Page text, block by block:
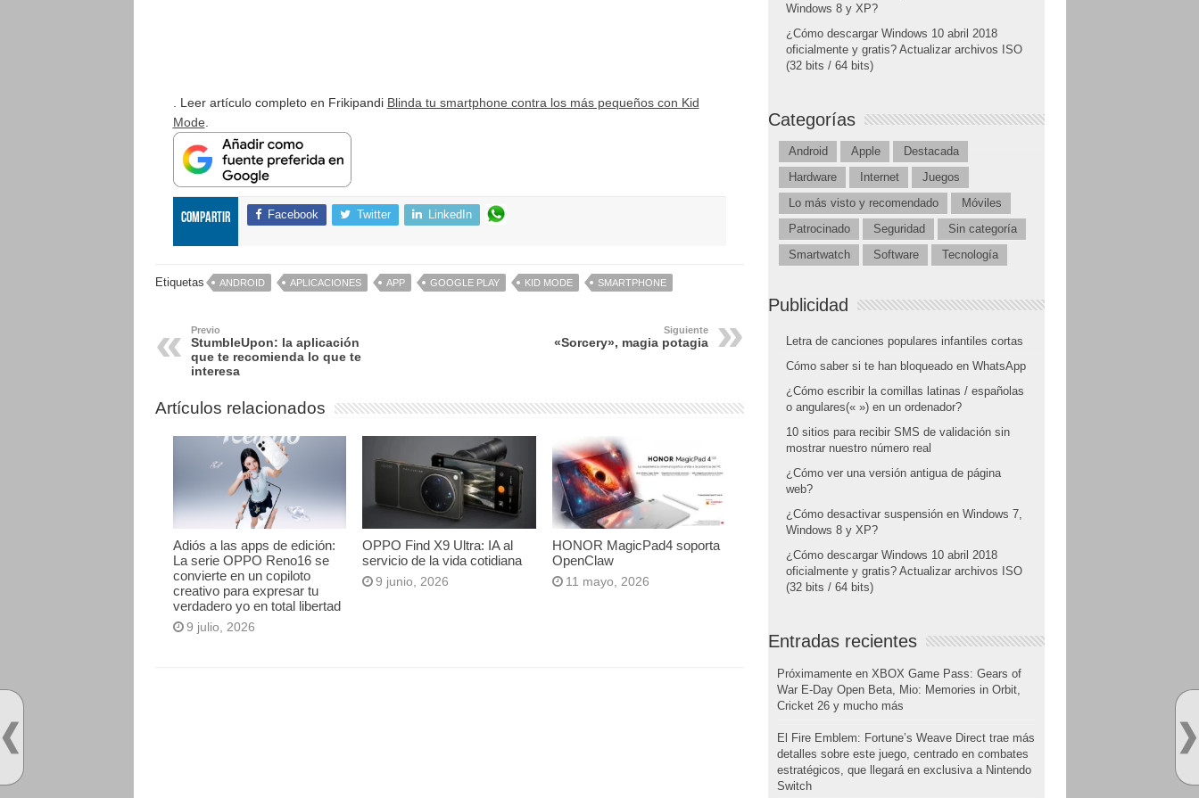
. Leer artículo completo en Frikipandi Blinda tu smartphone contra los más pequeños con Kid
Mode
Compartir Facebook Twitter LinkedIn
Etiquetas ANDROID APLICACIONES APP GOOGLE PLAY KID MODE SMARTPHONE
Previo
StumbleUpon: la aplicación
que te recomienda lo que te
interesa
Siguiente
«Sorcery», magia potagia
Artículos relacionados
Adiós a las apps de edición:
La serie OPPO Reno16 se
convierte en un copiloto
creativo para expresar tu
verdadero yo en total libertad
9 julio, 2026
OPPO Find X9 Ultra: IA al
servicio de la vida cotidiana
9 junio, 2026
HONOR MagicPad4 soporta
OpenClaw
11 mayo, 2026
Windows 8 y XP?
¿Cómo descargar Windows 10 abril 2018
oficialmente y gratis? Actualizar archivos ISO
(32 bits / 64 bits)
Categorías
Android Apple
Destacada
Hardware
Internet
Juegos
Lo más visto y recomendado
Móviles
Patrocinado
Seguridad
Sin categoría
Smartwatch
Software Tecnología
Publicidad
Letra de canciones populares infantiles cortas
Cómo saber si te han bloqueado en WhatsApp
¿Cómo escribir la comillas latinas / españolas
o angulares(« ») en un ordenador?
10 sitios para recibir SMS de validación sin
mostrar nuestro número real
¿Cómo ver una versión antigua de página
web?
¿Cómo desactivar suspensión en Windows 7,
Windows 8 y XP?
¿Cómo descargar Windows 10 abril 2018
oficialmente y gratis? Actualizar archivos ISO
(32 bits / 64 bits)
Entradas recientes
Próximamente en XBOX Game Pass: Gears of
War E-Day Open Beta, Mio: Memories in Orbit,
Cricket 26 y mucho más
El Fire Emblem: Fortune’s Weave Direct trae más
detalles sobre este juego, centrado en combates
estratégicos, que llegará en exclusiva a Nintendo
Switch